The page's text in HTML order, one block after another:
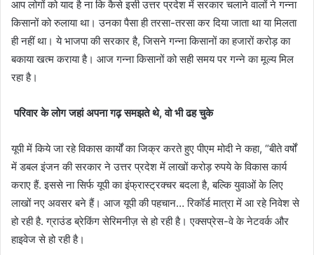
आप लोगों को याद है ना कि कैसे इसी उत्तर प्रदेश में सरकार चलाने वालों ने गन्ना
किसानों को रुलाया था। उनका पैसा ही तरसा-तरसा कर दिया जाता था या मिलता
ही नहीं था। ये भाजपा की सरकार है, जिसने गन्ना किसानों का हजारों करोड़ का
बकाया खत्म कराया है। आज गन्ना किसानों को सही समय पर गन्ने का मूल्य मिल
रहा है।
परिवार के लोग जहां अपना गढ़ समझते थे,वो भी ढह चुके
यूपी में किये जा रहे विकास कार्यों का जिक्र करते हुए पीएम मोदी ने कहा, “बीते वर्षों
में डबल इंजन की सरकार ने उत्तर प्रदेश में लाखों करोड़ रुपये के विकास कार्य
कराए हैं. इससे ना सिर्फ यूपी का इंफ्रास्ट्रक्चर बदला है, बल्कि युवाओं के लिए
लाखों नए अवसर बने हैं। आज यूपी की पहचान… रिकॉर्ड मात्रा में आ रहे निवेश से
हो रही है. ग्राउंड ब्रेकिंग सेरिमनीज़ से हो रही है। एक्सप्रेस-वे के नेटवर्क और
हाइवेज से हो रही है।